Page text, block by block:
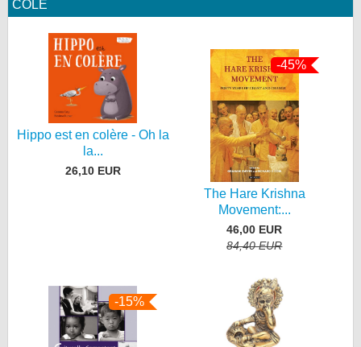
COLE
Hippo est en colère - Oh la
la...
26,10 EUR
-45%
The Hare Krishna
Movement:...
46,00 EUR
84,40 EUR
-15%
myFanbase